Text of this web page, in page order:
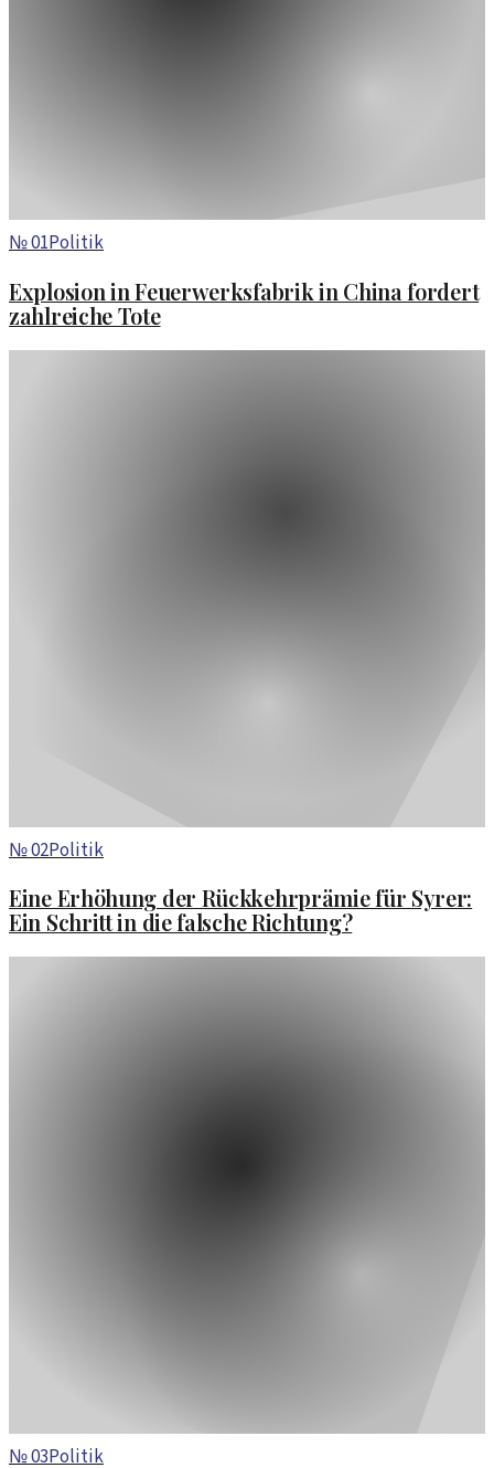
№01Politik
Explosion in Feuerwerksfabrik in China fordert
zahlreiche Tote
№02Politik
Eine Erhöhung der Rückkehrprämie für Syrer:
Ein Schritt in die falsche Richtung?
№03Politik